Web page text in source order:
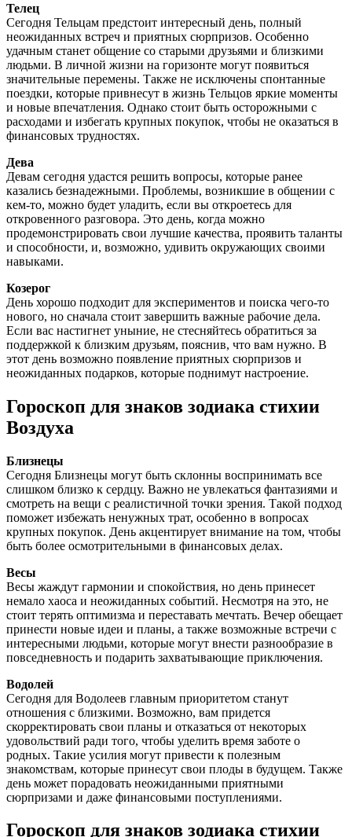
Телец
Сегодня Тельцам предстоит интересный день, полный
неожиданных встреч и приятных сюрпризов. Особенно
удачным станет общение со старыми друзьями и близкими
людьми. В личной жизни на горизонте могут появиться
значительные перемены. Также не исключены спонтанные
поездки, которые привнесут в жизнь Тельцов яркие моменты
и новые впечатления. Однако стоит быть осторожными с
расходами и избегать крупных покупок, чтобы не оказаться в
финансовых трудностях.
Дева
Девам сегодня удастся решить вопросы, которые ранее
казались безнадежными. Проблемы, возникшие в общении с
кем-то, можно будет уладить, если вы откроетесь для
откровенного разговора. Это день, когда можно
продемонстрировать свои лучшие качества, проявить таланты
и способности, и, возможно, удивить окружающих своими
навыками.
Козерог
День хорошо подходит для экспериментов и поиска чего-то
нового, но сначала стоит завершить важные рабочие дела.
Если вас настигнет уныние, не стесняйтесь обратиться за
поддержкой к близким друзьям, пояснив, что вам нужно. В
этот день возможно появление приятных сюрпризов и
неожиданных подарков, которые поднимут настроение.
Гороскоп для знаков зодиака стихии
Воздуха
Близнецы
Сегодня Близнецы могут быть склонны воспринимать все
слишком близко к сердцу. Важно не увлекаться фантазиями и
смотреть на вещи с реалистичной точки зрения. Такой подход
поможет избежать ненужных трат, особенно в вопросах
крупных покупок. День акцентирует внимание на том, чтобы
быть более осмотрительными в финансовых делах.
Весы
Весы жаждут гармонии и спокойствия, но день принесет
немало хаоса и неожиданных событий. Несмотря на это, не
стоит терять оптимизма и переставать мечтать. Вечер обещает
принести новые идеи и планы, а также возможные встречи с
интересными людьми, которые могут внести разнообразие в
повседневность и подарить захватывающие приключения.
Водолей
Сегодня для Водолеев главным приоритетом станут
отношения с близкими. Возможно, вам придется
скорректировать свои планы и отказаться от некоторых
удовольствий ради того, чтобы уделить время заботе о
родных. Такие усилия могут привести к полезным
знакомствам, которые принесут свои плоды в будущем. Также
день может порадовать неожиданными приятными
сюрпризами и даже финансовыми поступлениями.
Гороскоп для знаков зодиака стихии